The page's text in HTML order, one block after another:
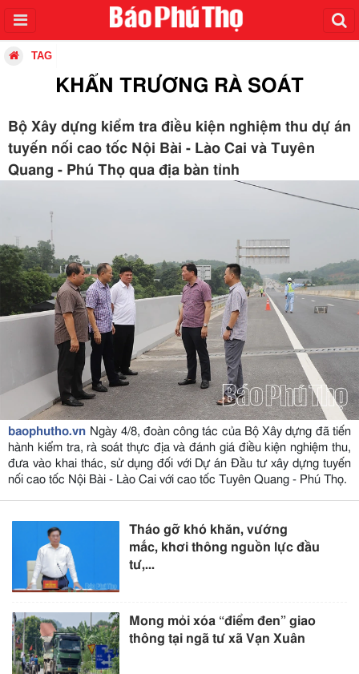
TAG
KHẨN TRƯƠNG RÀ SOÁT
Bộ Xây dựng kiểm tra điều kiện nghiệm thu dự án
tuyến nối cao tốc Nội Bài - Lào Cai và Tuyên
Quang - Phú Thọ qua địa bàn tỉnh
baophutho.vn Ngày 4/8, đoàn công tác của Bộ Xây dựng đã tiến
hành kiểm tra, rà soát thực địa và đánh giá điều kiện nghiệm thu,
đưa vào khai thác, sử dụng đối với Dự án Đầu tư xây dựng tuyến
nối cao tốc Nội Bài - Lào Cai với cao tốc Tuyên Quang - Phú Thọ.
Tháo gỡ khó khăn, vướng
mắc, khơi thông nguồn lực đầu
tư,...
Mong mỏi xóa “điểm đen” giao
thông tại ngã tư xã Vạn Xuân